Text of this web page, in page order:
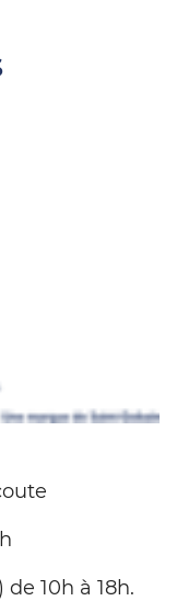
10h à 18h.